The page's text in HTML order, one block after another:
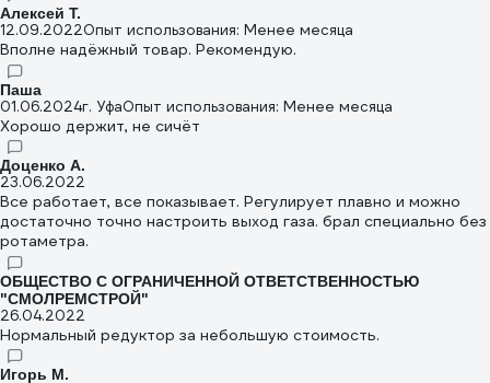
Алексей Т.
12.09.2022Опыт использования: Менее месяца
Вполне надёжный товар. Рекомендую.
Паша
01.06.2024г. УфаОпыт использования: Менее месяца
Хорошо держит, не сичёт
Доценко А.
23.06.2022
Все работает, все показывает. Регулирует плавно и можно
достаточно точно настроить выход газа. брал специально без
ротаметра.
ОБЩЕСТВО С ОГРАНИЧЕННОЙ ОТВЕТСТВЕННОСТЬЮ
"СМОЛРЕМСТРОЙ"
26.04.2022
Нормальный редуктор за небольшую стоимость.
Игорь М.